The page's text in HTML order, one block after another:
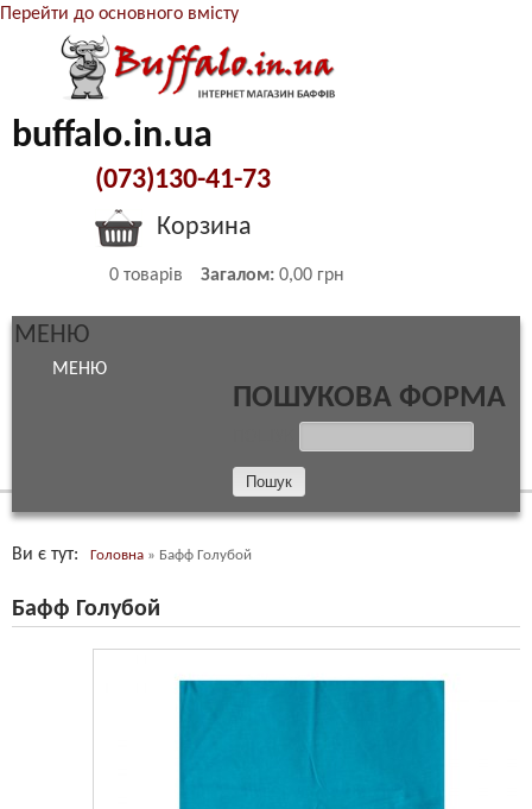
Перейти до основного вмісту
buffalo.in.ua
(073)130-41-73
Корзина
0 товарів Загалом: 0,00 грн
МЕНЮ
МЕНЮ
ПОШУКОВА ФОРМА
Ви є тут Головна » Бафф Голубой
Бафф Голубой